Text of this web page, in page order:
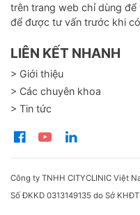
trên trang web chỉ dùng
để được tư vấn trước khi
LIÊN KẾT NHANH
> Giới thiệu
> Các chuyên khoa
> Tin tức
Công ty TNHH CITYCLINIC Việt
Số ĐKKD 0313149135 do Sở